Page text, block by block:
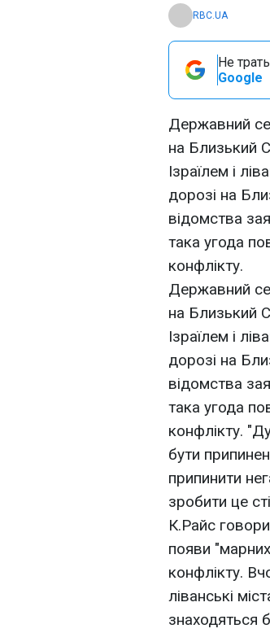
RBC.UA
Не
Google
Державний
на Близький
Ізраїлем і
дорозі на
відомства
така угода
конфлікту.
Державний
на Близький
Ізраїлем і
дорозі на
відомства
така угода
конфлікту.
бути
припинити
зробити це
К.Райс
появи
конфлікту.
ліванські
знаходяться